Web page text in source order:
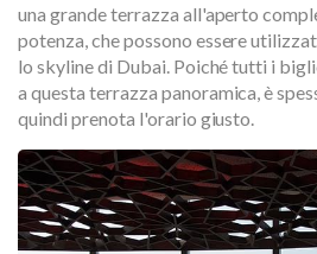
una grande terrazza all'aperto
potenza, che possono essere
lo skyline di Dubai. Poiché tutti i
a questa terrazza panoramica, è
quindi prenota l'orario giusto.